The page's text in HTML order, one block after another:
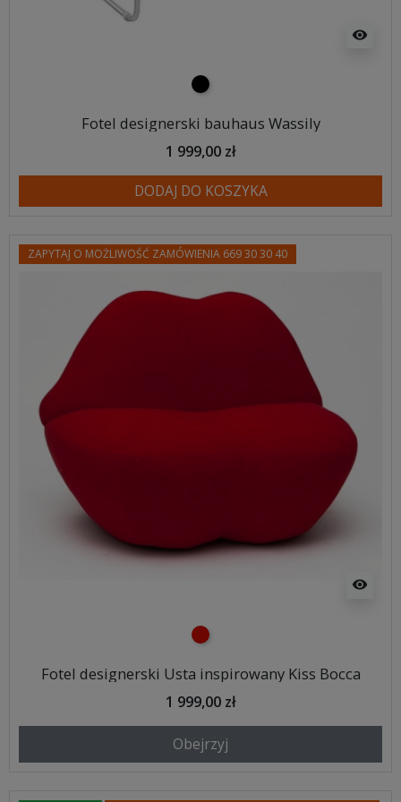
visibility
czarny
Fotel designerski bauhaus Wassily
1 999,00 zł
DODAJ DO KOSZYKA
ZAPYTAJ O MOŻLIWOŚĆ ZAMÓWIENIA 669 30 30 40
visibility
czerwony
Fotel designerski Usta inspirowany Kiss Bocca
1 999,00 zł
Obejrzyj